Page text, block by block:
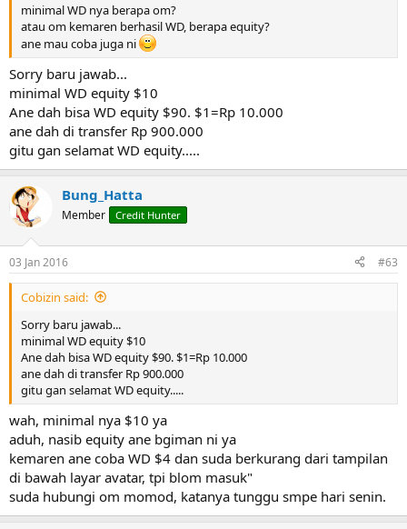
minimal WD nya berapa om?
atau om kemaren berhasil WD, berapa equity?
ane mau coba juga ni
Sorry baru jawab...
minimal WD equity $10
Ane dah bisa WD equity $90. $1=Rp 10.000
ane dah di transfer Rp 900.000
gitu gan selamat WD equity.....
Bung_Hatta
Member Credit Hunter
03 Jan 2016 #63
Cobizin said:
Sorry baru jawab...
minimal WD equity $10
Ane dah bisa WD equity $90. $1=Rp 10.000
ane dah di transfer Rp 900.000
gitu gan selamat WD equity.....
wah, minimal nya $10 ya
aduh, nasib equity ane bgiman ni ya
kemaren ane coba WD $4 dan suda berkurang dari tampilan
di bawah layar avatar, tpi blom masuk"
suda hubungi om momod, katanya tunggu smpe hari senin.